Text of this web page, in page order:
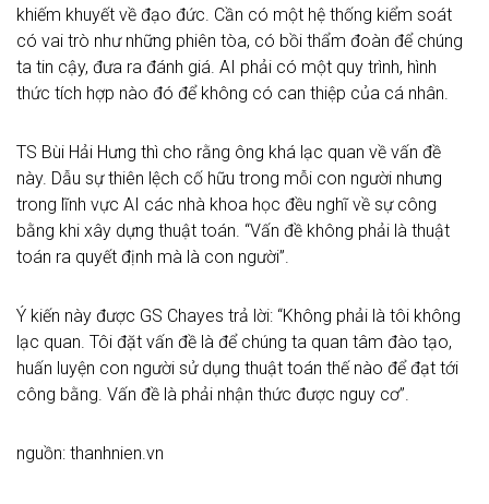
khiếm khuyết về đạo đức. Cần có một hệ thống kiểm soát
có vai trò như những phiên tòa, có bồi thẩm đoàn để chúng
ta tin cậy, đưa ra đánh giá. AI phải có một quy trình, hình
thức tích hợp nào đó để không có can thiệp của cá nhân.
TS Bùi Hải Hưng thì cho rằng ông khá lạc quan về vấn đề
này. Dẫu sự thiên lệch cố hữu trong mỗi con người nhưng
trong lĩnh vực AI các nhà khoa học đều nghĩ về sự công
bằng khi xây dựng thuật toán. “Vấn đề không phải là thuật
toán ra quyết định mà là con người”.
Ý kiến này được GS Chayes trả lời: “Không phải là tôi không
lạc quan. Tôi đặt vấn đề là để chúng ta quan tâm đào tạo,
huấn luyện con người sử dụng thuật toán thế nào để đạt tới
công bằng. Vấn đề là phải nhận thức được nguy cơ”.
nguồn: thanhnien.vn